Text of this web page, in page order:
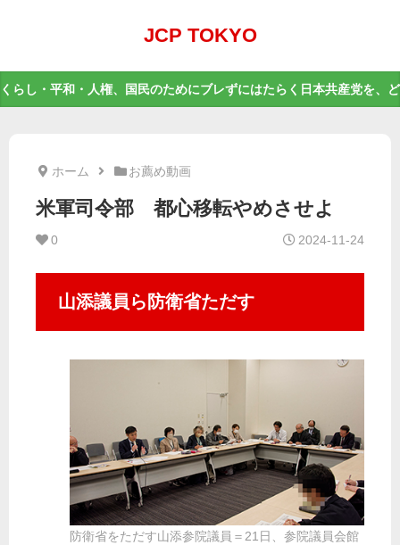
JCP TOKYO
くらし・平和・人権、国民のためにブレずにはたらく日本共産党を、
ホーム お薦め動画
米軍司令部 都心移転やめさせよ
0 2024-11-24
山添議員ら防衛省ただす
防衛省をただす山添参院議員＝21日、参院議員会館